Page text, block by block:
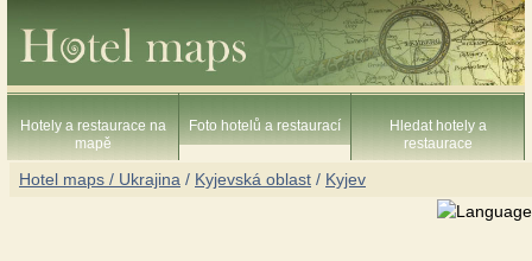
Hotely a restaurace na
mapě
Foto hotelů a restaurací
Hledat hotely a
restaurace
Hotel maps / Ukrajina / Kyjevská oblast / Kyjev